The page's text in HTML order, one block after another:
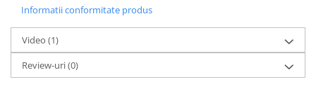
Foliile noastre sunt
aplicat chiar
tu.
Informatii conformitate produs
Video (1)
Review-uri(0)